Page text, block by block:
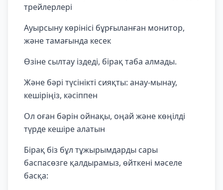
трейлерлері
Ауырсыну көрінісі бұрғыланған монитор,
және тамағында кесек
Өзіне сылтау іздеді, бірақ таба алмады.
Және бәрі түсінікті сияқты: анау-мынау,
кешіріңіз, кәсіппен
Ол оған бәрін ойнақы, оңай және көңілді
түрде кешіре алатын
Бірақ біз бұл тұжырымдарды сары
баспасөзге қалдырамыз, өйткені мәселе
басқа: